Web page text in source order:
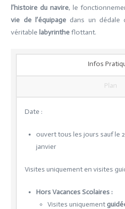
l’histoire du navire, le
vie de l’équipage dans un dédale
véritable labyrintheflottant.
Infos
Plan
Date :
ouvert tous les jours sauf le
janvier
Visites uniquement en visites
Hors Vacances Scolaires :
Visites uniquement